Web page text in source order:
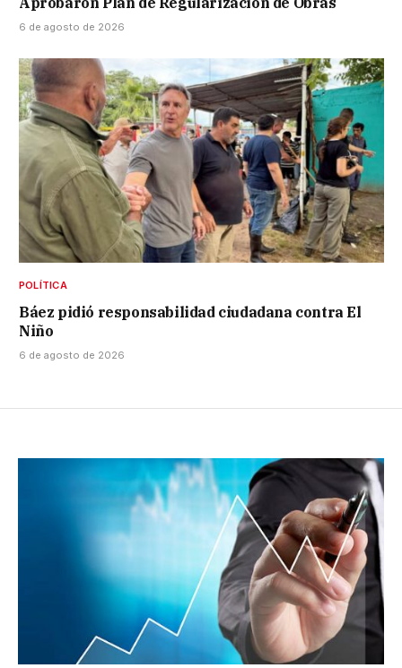
6 de agosto de 2026
POLÍTICA
Báez pidió responsabilidad ciudadana contra El
Niño
6 de agosto de 2026